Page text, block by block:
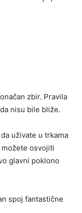
zbir. Pravila
nisu bile bliže.
uživate u trkama
osvojiti
glavni poklono
spoj fantastične